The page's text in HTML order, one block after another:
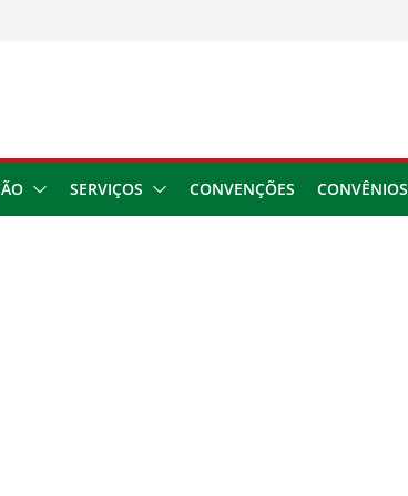
danos à saúde do
SERVIÇOS CONVENÇÕES CONVÊNIOS